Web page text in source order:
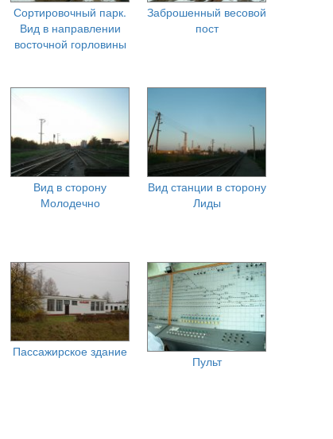
Сортировочный парк.
Вид в направлении
восточной горловины
Заброшенный весовой
пост
Вид в сторону
Молодечно
Вид станции в сторону
Лиды
Пассажирское здание
Пульт